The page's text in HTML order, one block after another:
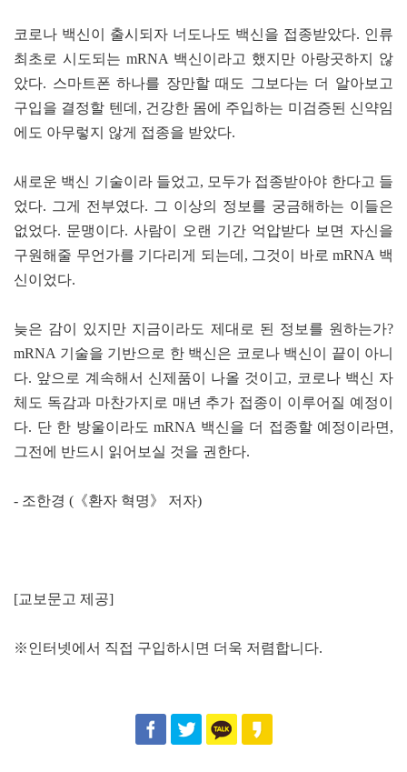
코로나 백신이 출시되자 너도나도 백신을 접종받았다. 인류
최초로 시도되는 mRNA 백신이라고 했지만 아랑곳하지 않
았다. 스마트폰 하나를 장만할 때도 그보다는 더 알아보고
구입을 결정할 텐데, 건강한 몸에 주입하는 미검증된 신약임
에도 아무렇지 않게 접종을 받았다.
새로운 백신 기술이라 들었고, 모두가 접종받아야 한다고 들
었다. 그게 전부였다. 그 이상의 정보를 궁금해하는 이들은
없었다. 문맹이다. 사람이 오랜 기간 억압받다 보면 자신을
구원해줄 무언가를 기다리게 되는데, 그것이 바로 mRNA 백
신이었다.
늦은 감이 있지만 지금이라도 제대로 된 정보를 원하는가?
mRNA 기술을 기반으로 한 백신은 코로나 백신이 끝이 아니
다. 앞으로 계속해서 신제품이 나올 것이고, 코로나 백신 자
체도 독감과 마찬가지로 매년 추가 접종이 이루어질 예정이
다. 단 한 방울이라도 mRNA 백신을 더 접종할 예정이라면,
그전에 반드시 읽어보실 것을 권한다.
- 조한경 (《환자 혁명》 저자)
[교보문고 제공]
※인터넷에서 직접 구입하시면 더욱 저렴합니다.